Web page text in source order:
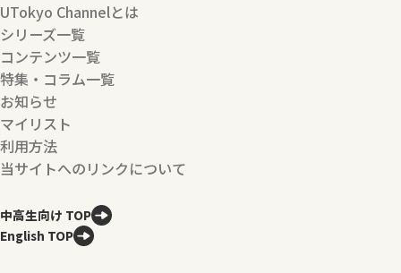
UTokyo Channelとは
シリーズ一覧
コンテンツ一覧
特集・コラム一覧
お知らせ
マイリスト
利用方法
当サイトへのリンクについて
中高生向け TOP
English TOP